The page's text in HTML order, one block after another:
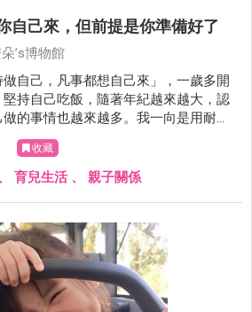
自己來，但前提是你準備好了
’s博物館
自己，凡事都想自己來」，一歲多開
持自己吃飯，隨著年紀越來越大，認
的事情也越來越多。我一向是用耐心
成，只要是不趕時間的情況下，我都能
道，她喜歡完成後的成就感，喜歡我和
容。不過，小妮子得失心重的症頭，
收藏
育兒生活、 親子關係